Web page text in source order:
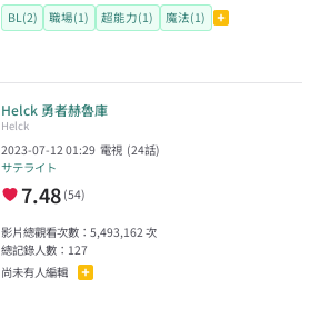
BL(2)
職場(1) 超能力(1) 魔法(1)
Helck 勇者赫魯庫
Helck
2023-07-12 01:29 電視 (24話)
サテライト
7.48 (54)
影片總觀看次數：5,493,162次
總記錄人數： 127
尚未有人編輯